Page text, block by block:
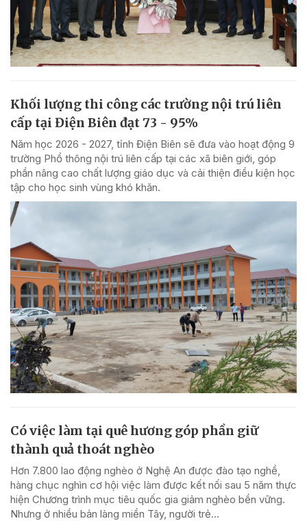
Khối lượng thi công các trường nội trú liên
cấp tại Điện Biên đạt 73 - 95%
Năm học 2026 - 2027, tỉnh Điện Biên sẽ đưa vào hoạt động 9
trường Phổ thông nội trú liên cấp tại các xã biên giới, góp
phần nâng cao chất lượng giáo dục và cải thiện điều kiện học
tập cho học sinh vùng khó khăn.
Có việc làm tại quê hương góp phần giữ
thành quả thoát nghèo
Hơn 7.800 lao động nghèo ở Nghệ An được đào tạo nghề,
hàng chục nghìn cơ hội việc làm được kết nối sau 5 năm thực
hiện Chương trình mục tiêu quốc gia giảm nghèo bền vững.
Nhưng ở nhiều bản làng miền Tây, người trẻ...